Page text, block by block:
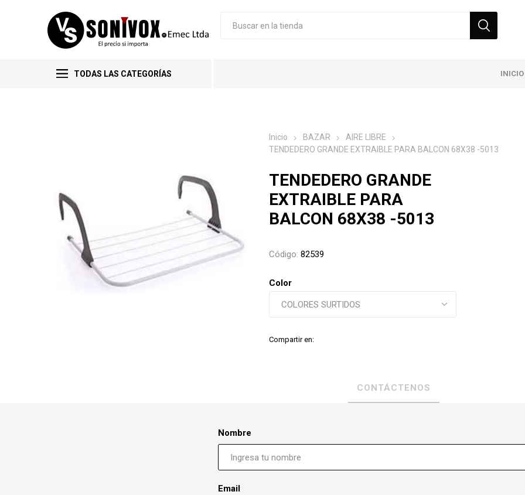
TODAS LAS CATEGORÍAS INICIO
Inicio BAZAR
AIRE LIBRE
TENDEDERO GRANDE EXTRAIBLE PARA BALCON 68X38 -5013
TENDEDERO GRANDE
EXTRAIBLE PARA
BALCON 68X38 -5013
Código: 82539
Color
Compartir en:
CONTÁCTENOS
Nombre
Email